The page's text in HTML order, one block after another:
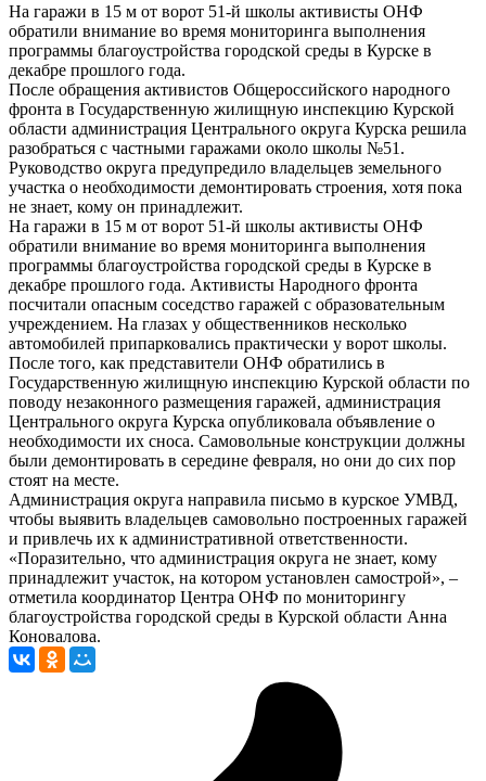
На гаражи в 15 м от ворот 51-й школы активисты ОНФ
обратили внимание во время мониторинга выполнения
программы благоустройства городской среды в Курске в
декабре прошлого года.
После обращения активистов Общероссийского народного
фронта в Государственную жилищную инспекцию Курской
области администрация Центрального округа Курска решила
разобраться с частными гаражами около школы №51.
Руководство округа предупредило владельцев земельного
участка о необходимости демонтировать строения, хотя пока
не знает, кому он принадлежит.
На гаражи в 15 м от ворот 51-й школы активисты ОНФ
обратили внимание во время мониторинга выполнения
программы благоустройства городской среды в Курске в
декабре прошлого года. Активисты Народного фронта
посчитали опасным соседство гаражей с образовательным
учреждением. На глазах у общественников несколько
автомобилей припарковались практически у ворот школы.
После того, как представители ОНФ обратились в
Государственную жилищную инспекцию Курской области по
поводу незаконного размещения гаражей, администрация
Центрального округа Курска опубликовала объявление о
необходимости их сноса. Самовольные конструкции должны
были демонтировать в середине февраля, но они до сих пор
стоят на месте.
Администрация округа направила письмо в курское УМВД,
чтобы выявить владельцев самовольно построенных гаражей
и привлечь их к административной ответственности.
«Поразительно, что администрация округа не знает, кому
принадлежит участок, на котором установлен самострой», –
отметила координатор Центра ОНФ по мониторингу
благоустройства городской среды в Курской области Анна
Коновалова.